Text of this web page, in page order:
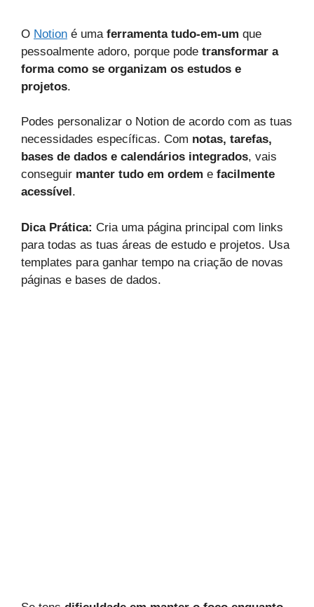
O Notion é uma ferramenta tudo-em-um que
pessoalmente adoro, porque pode transformar a
forma como se organizam os estudos e
projetos.
Podes personalizar o Notion de acordo com as tuas
necessidades específicas. Com notas, tarefas,
bases de dados e calendários integrados, vais
conseguir manter tudo em ordem e facilmente
acessível .
Dica Prática: Cria uma página principal com links
para todas as tuas áreas de estudo e projetos. Usa
templates para ganhar tempo na criação de novas
páginas e bases de dados.